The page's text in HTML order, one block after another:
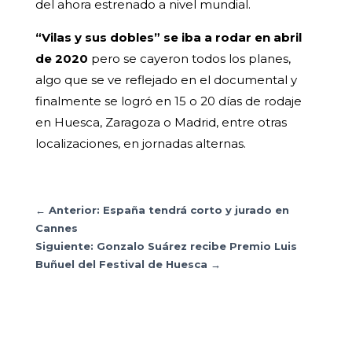
del ahora estrenado a nivel mundial.
“Vilas y sus dobles” se iba a rodar en abril
de 2020 pero se cayeron todos los planes,
algo que se ve reflejado en el documental y
finalmente se logró en 15 o 20 días de rodaje
en Huesca, Zaragoza o Madrid, entre otras
localizaciones, en jornadas alternas.
← Anterior: España tendrá corto y jurado en
Cannes
Siguiente: Gonzalo Suárez recibe Premio Luis
Buñuel del Festival de Huesca →